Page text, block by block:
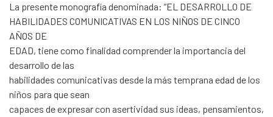
La presente monografía denominada: “EL DESARROLLO DE
HABILIDADES COMUNICATIVAS EN LOS NIÑOS DE CINCO
AÑOS DE
EDAD, tiene como finalidad comprender la importancia del
desarrollo de las
habilidades comunicativas desde la más temprana edad de los
niños para que sean
capaces de expresar con asertividad sus ideas, pensamientos,